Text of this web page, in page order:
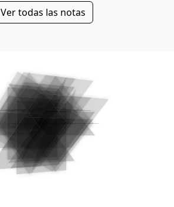
Ver todas las notas